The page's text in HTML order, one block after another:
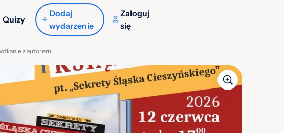
Quizy
Dodaj
wydarzenie
Zaloguj
się
z autorem